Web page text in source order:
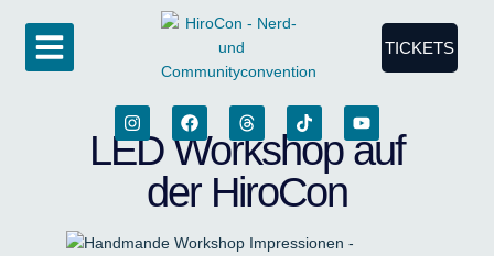
TICKETS
LED Workshop auf
der HiroCon